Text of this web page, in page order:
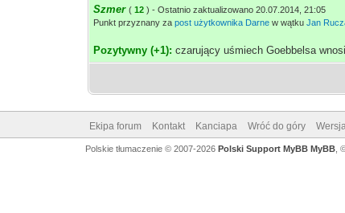
Szmer (12 ) - Ostatnio zaktualizowano 20.07.2014, 21:05
Punkt przyznany zapost użytkownika Darne w wątkuJan
Pozytywny (+1): czarujący uśmiech Goebbelsa
Ekipa forum Kontakt Kanciapa Wróć do góry
Polskie tłumaczenie © 2007-2026 Polski Support MyBB MyBB,